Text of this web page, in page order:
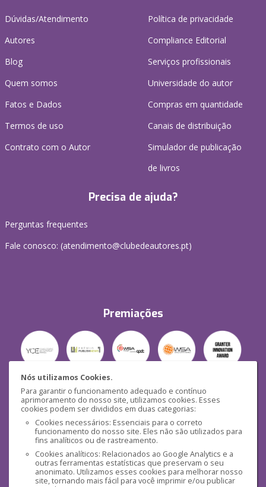
Nós utilizamos Cookies.
Para garantir o funcionamento adequado e contínuo
aprimoramento do nosso site, utilizamos cookies. Esses
cookies podem ser divididos em duas categorias:
Cookies necessários: Essenciais para o correto
funcionamento do nosso site. Eles não são utilizados para
fins analíticos ou de rastreamento.
Cookies analíticos: Relacionados ao Google Analytics e a
outras ferramentas estatísticas que preservam o seu
anonimato. Utilizamos esses cookies para melhorar nosso
site, tornando mais fácil para você imprimir e/ou publicar
Dúvidas/Atendimento
Autores
Blog
Quem somos
Fatos e Dados
Termos de uso
Contrato com o Autor
Política de privacidade
Compliance Editorial
Serviços profissionais
Universidade do autor
Compras em quantidade
Canais de distribuição
Simulador de publicação
de livros
Precisa de ajuda?
Perguntas frequentes
Fale conosco: (atendimento@clubedeautores.pt)
Premiações
Segurança
Mídias Sociais